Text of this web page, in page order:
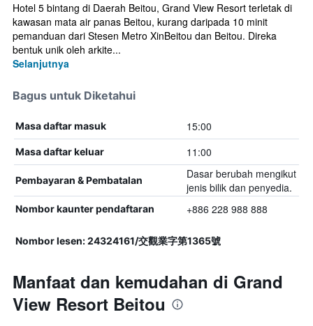
Hotel 5 bintang di Daerah Beitou, Grand View Resort terletak di
kawasan mata air panas Beitou, kurang daripada 10 minit
pemanduan dari Stesen Metro XinBeitou dan Beitou. Direka
bentuk unik oleh arkite...
Selanjutnya
Bagus untuk Diketahui
Masa daftar masuk 15:00
Masa daftar keluar 11:00
Pembayaran & Pembatalan
Dasar berubah mengikut
jenis bilik dan penyedia.
Nombor kaunter pendaftaran +886 228 988 888
Nombor lesen: 24324161/交觀業字第1365號
Manfaat dan kemudahan di Grand
View Resort Beitou